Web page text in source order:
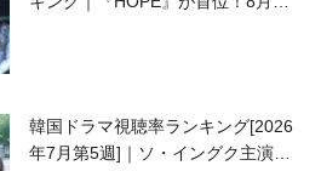
韓国ドラマ視聴率ランキング[2026
年7月第5週]｜ソ・イングク主演の